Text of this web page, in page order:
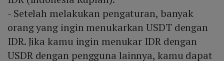
- Setelah melakukan pengaturan, banyak
orang yang ingin menukarkan USDT dengan
IDR. Jika kamu ingin menukar IDR dengan
USDR dengan pengguna lainnya, kamu dapat